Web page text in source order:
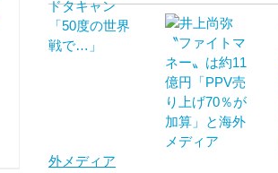
外メディア